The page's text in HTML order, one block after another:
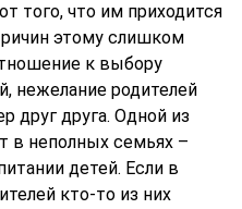
того, что им приходится
этому слишком
к выбору
нежелание родителей
друг друга. Одной из
в неполных семьях –
детей. Если в
кто-то из них